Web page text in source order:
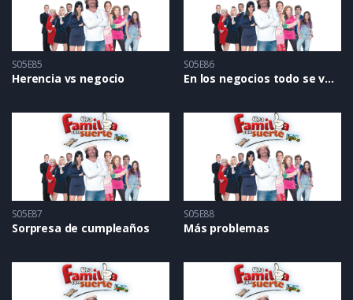
S05E85
Herencia vs negocio
S05E86
En los negocios todo se vale
S05E87
Sorpresa de cumpleaños
S05E88
Más problemas